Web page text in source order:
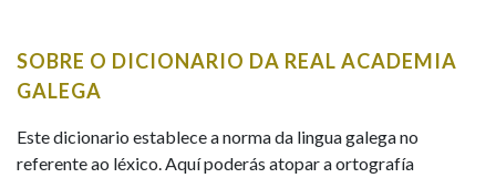
CASA-MUSEO EMILIA PARDO
HISTORIA
PRIMAVERA DAS LETRAS
PORTAL DAS PALABRAS
Comeza por
Remata por
SOBRE O DICIONARIO DA REAL ACADEMIA
GALEGA
Este dicionario establece a norma da lingua galega no
referente ao léxico. Aquí poderás atopar a ortografía